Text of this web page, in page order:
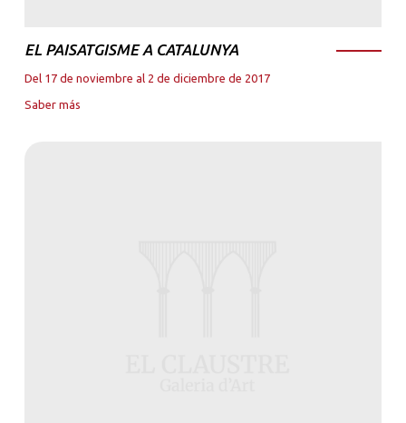
EL PAISATGISME A CATALUNYA
Del 17 de noviembre al 2 de diciembre de 2017
Saber más